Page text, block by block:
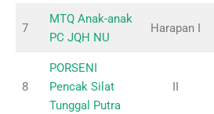
7
MTQ Anak-anak
PC JQH NU
Harapan I
8
PORSENI
Pencak Silat
Tunggal Putra